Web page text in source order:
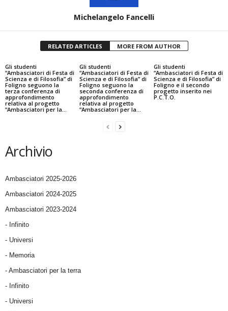
Michelangelo Fancelli
RELATED ARTICLES MORE FROM AUTHOR
Gli studenti
“Ambasciatori di Festa di
Scienza e di Filosofia” di
Foligno seguono la
terza conferenza di
approfondimento
relativa al progetto
“Ambasciatori per la...
Gli studenti
“Ambasciatori di Festa di
Scienza e di Filosofia” di
Foligno seguono la
seconda conferenza di
approfondimento
relativa al progetto
“Ambasciatori per la...
Gli studenti
“Ambasciatori di Festa di
Scienza e di Filosofia” di
Foligno e il secondo
progetto inserito nei
P.C.T.O.
Archivio
Ambasciatori 2025-2026
Ambasciatori 2024-2025
Ambasciatori 2023-2024
- Infinito
- Universi
- Memoria
- Ambasciatori per la terra
- Infinito
- Universi